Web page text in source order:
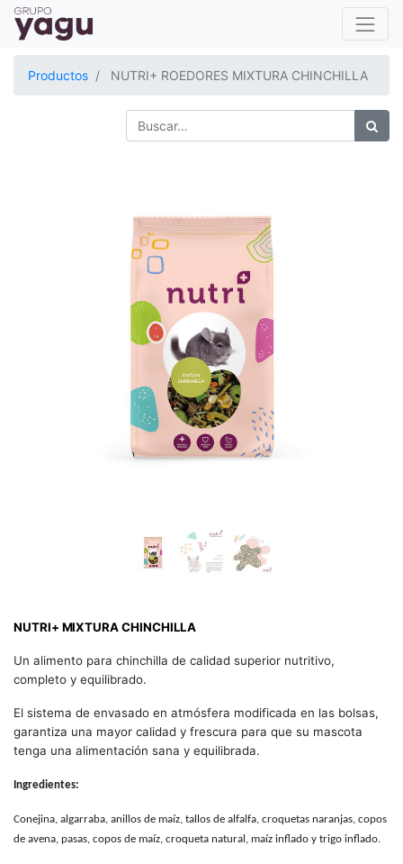
Productos NUTRI+ ROEDORES MIXTURA CHINCHILLA
NUTRI+ MIXTURA CHINCHILLA
Un alimento para chinchilla de calidad superior nutritivo,
completo y equilibrado.
El sistema de envasado en atmósfera modificada en las bolsas,
garantiza una mayor calidad y frescura para que su mascota
tenga una alimentación sana y equilibrada.
Ingredientes:
Conejina, algarraba, anillos de maíz, tallos de alfalfa, croquetas naranjas, copos
de avena, pasas, copos de maíz, croqueta natural, maíz inflado y trigo inflado.